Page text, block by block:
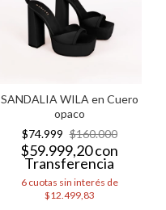
SANDALIA WILA en Cuero
opaco
$74.999 $160.000
$59.999,20con
Transferencia
6 cuotas sin interés de
$12.499,83